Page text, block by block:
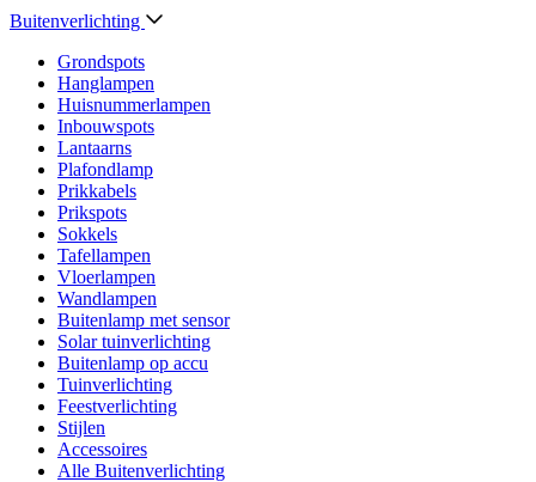
Buitenverlichting
Grondspots
Hanglampen
Huisnummerlampen
Inbouwspots
Lantaarns
Plafondlamp
Prikkabels
Prikspots
Sokkels
Tafellampen
Vloerlampen
Wandlampen
Buitenlamp met sensor
Solar tuinverlichting
Buitenlamp op accu
Tuinverlichting
Feestverlichting
Stijlen
Accessoires
Alle Buitenverlichting